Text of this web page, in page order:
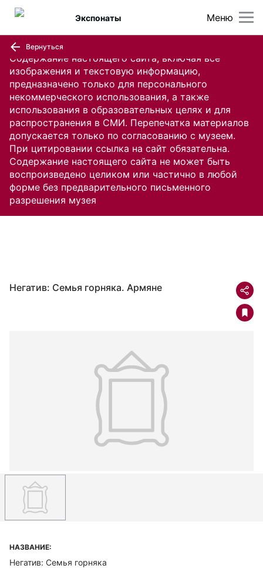
Содержание настоящего сайта, включая все
изображения и текстовую информацию,
предназначено только для персонального
некоммерческого использования, а также
использования в образовательных целях и для
распространения в СМИ. Перепечатка материалов
допускается только по согласованию с музеем.
При цитировании ссылка на сайт обязательна.
Содержание настоящего сайта не может быть
воспроизведено целиком или частично в любой
форме без предварительного письменного
разрешения музея
Меню
Экспонаты
Вернуться
Негатив: Семья горняка. Армяне
НАЗВАНИЕ:
Негатив: Семья горняка